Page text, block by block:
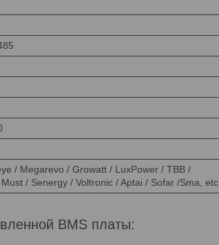
/ Megarevo / Growatt / LuxPower / TBB /
/ Senergy / Voltronic / Aptai / Sofar /Sma, etc
BMS платы: